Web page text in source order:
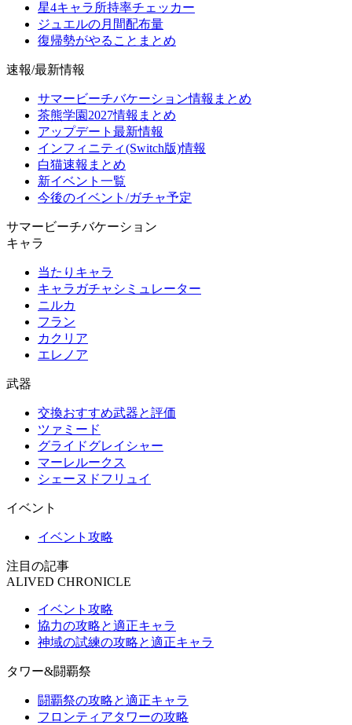
星4キャラ所持率チェッカー
ジュエルの月間配布量
復帰勢がやることまとめ
速報/最新情報
サマービーチバケーション情報まとめ
茶熊学園2027情報まとめ
アップデート最新情報
インフィニティ(Switch版)情報
白猫速報まとめ
新イベント一覧
今後のイベント/ガチャ予定
サマービーチバケーション
キャラ
当たりキャラ
キャラガチャシミュレーター
ニルカ
フラン
カクリア
エレノア
武器
交換おすすめ武器と評価
ツァミード
グライドグレイシャー
マーレルークス
シェーヌドフリュイ
イベント
イベント攻略
注目の記事
ALIVED CHRONICLE
イベント攻略
協力の攻略と適正キャラ
神域の試練の攻略と適正キャラ
タワー&闘覇祭
闘覇祭の攻略と適正キャラ
フロンティアタワーの攻略